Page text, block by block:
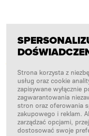
NASI PARTNERZY
Strona korzysta z
usług oraz cookie
zapisywane wyłącznie
zagwarantowania
stron oraz oferowania
zakupowego i reklam.
zarządzać opcjami,
dostosować swoje